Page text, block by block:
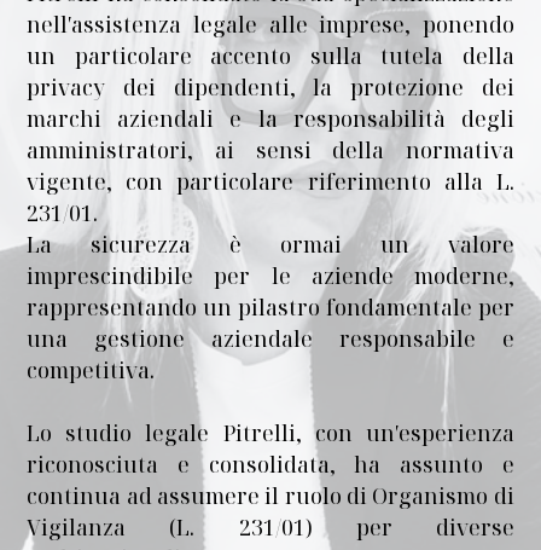
nell′assistenza legale alle imprese, ponendo
un particolare accento sulla tutela della
privacy dei dipendenti, la protezione dei
marchi aziendali e la responsabilità degli
amministratori, ai sensi della normativa
vigente, con particolare riferimento alla L.
231/01.
La sicurezza è ormai un valore
imprescindibile per le aziende moderne,
rappresentando un pilastro fondamentale per
una gestione aziendale responsabile e
competitiva.
Lo studio legale Pitrelli, con un′esperienza
riconosciuta e consolidata, ha assunto e
continua ad assumere il ruolo di Organismo di
Vigilanza (L. 231/01) per diverse